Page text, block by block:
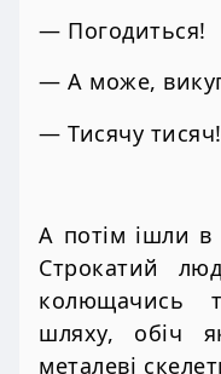
— Погодиться!
— А може,
— Тисячу тисяч!
А потім ішли в
Строкатий
колющачись
шляху, обіч
металеві